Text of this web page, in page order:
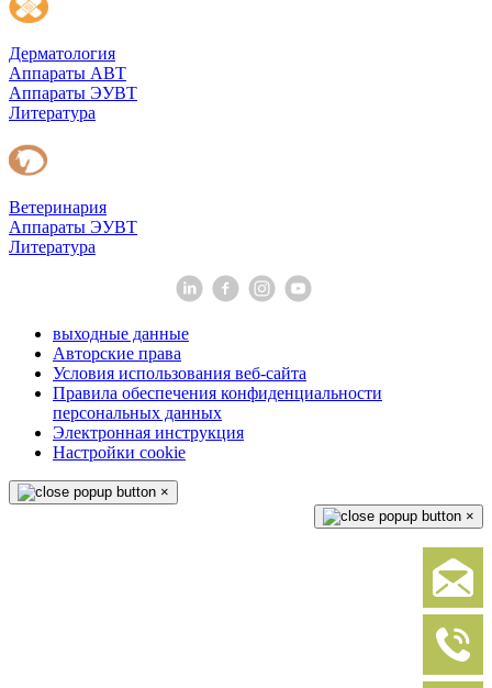
Дерматология
Аппараты АВТ
Аппараты ЭУВТ
Литература
Ветеринария
Аппараты ЭУВТ
Литература
выходные данные
Авторские права
Условия использования веб-сайта
Правила обеспечения конфиденциальности
персональных данных
Электронная инструкция
Настройки cookie
×
×